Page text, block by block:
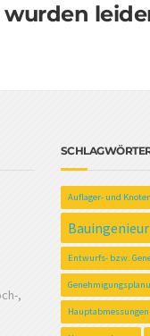
wurden
,
Auflager- und
Bauingenieur
Entwurfs- bzw.
Hauptabmessungen